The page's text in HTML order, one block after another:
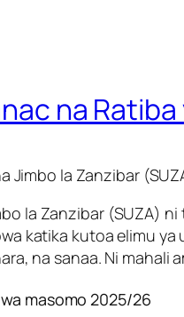
na
Jimbo la Zanzibar
la Zanzibar (SUZA)
katika kutoa elimu
na sanaa. Ni
masomo 2025/26